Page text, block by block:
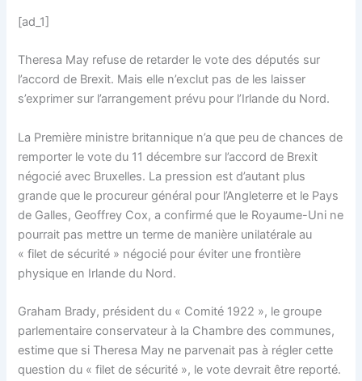
[ad_1]
Theresa May refuse de retarder le vote des députés sur
l’accord de Brexit. Mais elle n’exclut pas de les laisser
s’exprimer sur l’arrangement prévu pour l’Irlande du Nord.
La Première ministre britannique n’a que peu de chances de
remporter le vote du 11 décembre sur l’accord de Brexit
négocié avec Bruxelles. La pression est d’autant plus
grande que le procureur général pour l’Angleterre et le Pays
de Galles, Geoffrey Cox, a confirmé que le Royaume-Uni ne
pourrait pas mettre un terme de manière unilatérale au
« filet de sécurité » négocié pour éviter une frontière
physique en Irlande du Nord.
Graham Brady, président du « Comité 1922 », le groupe
parlementaire conservateur à la Chambre des communes,
estime que si Theresa May ne parvenait pas à régler cette
question du « filet de sécurité », le vote devrait être reporté.